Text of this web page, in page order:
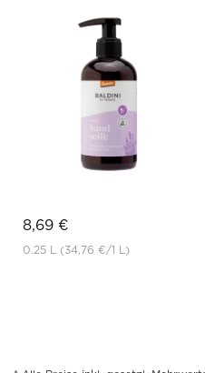
8,69 €
0.25 L (34,76 €/1 L)